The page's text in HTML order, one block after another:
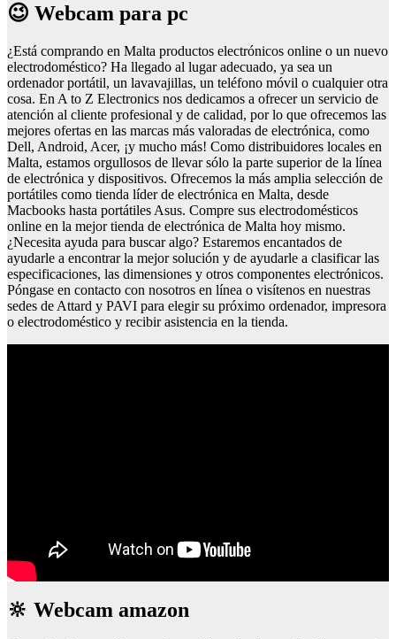
😉 Webcam para pc
¿Está comprando en Malta productos electrónicos online o un nuevo
electrodoméstico? Ha llegado al lugar adecuado, ya sea un
ordenador portátil, un lavavajillas, un teléfono móvil o cualquier otra
cosa. En A to Z Electronics nos dedicamos a ofrecer un servicio de
atención al cliente profesional y de calidad, por lo que ofrecemos las
mejores ofertas en las marcas más valoradas de electrónica, como
Dell, Android, Acer, ¡y mucho más! Como distribuidores locales en
Malta, estamos orgullosos de llevar sólo la parte superior de la línea
de electrónica y dispositivos. Ofrecemos la más amplia selección de
portátiles como tienda líder de electrónica en Malta, desde
Macbooks hasta portátiles Asus. Compre sus electrodomésticos
online en la mejor tienda de electrónica de Malta hoy mismo.
¿Necesita ayuda para buscar algo? Estaremos encantados de
ayudarle a encontrar la mejor solución y de ayudarle a clasificar las
especificaciones, las dimensiones y otros componentes electrónicos.
Póngase en contacto con nosotros en línea o visítenos en nuestras
sedes de Attard y PAVI para elegir su próximo ordenador, impresora
o electrodoméstico y recibir asistencia en la tienda.
🔆 Webcam amazon